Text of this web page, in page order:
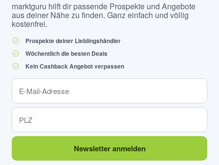
marktguru hilft dir passende Prospekte und Angebote
aus deiner Nähe zu finden. Ganz einfach und völlig
kostenfrei.
Prospekte deiner Lieblingshändler
Wöchentlich die besten Deals
Kein Cashback Angebot verpassen
Newsletter anmelden